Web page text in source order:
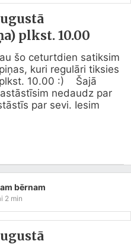
plkst. 10.00
šo ceturtdien satiksim
kuri regulāri tiksies
10.00 :)    Šajā
nedaudz par
par sevi. Iesim
bērnam
2 min